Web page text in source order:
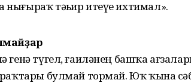
тәьҫир итеүе ихтимал».
генә түгел, ғаиләнең башҡа
булмай тормай. Юҡ ҡына